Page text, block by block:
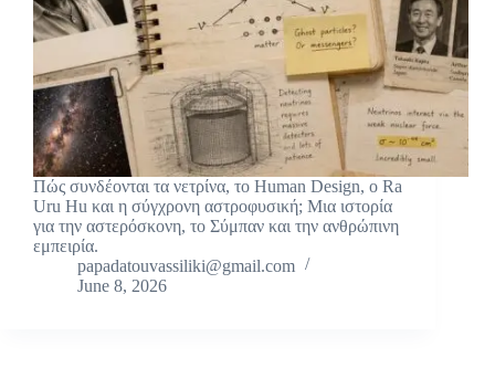
Πώς συνδέονται τα νετρίνα, το Human Design, ο Ra
Uru Hu και η σύγχρονη αστροφυσική; Μια ιστορία
για την αστερόσκονη, το Σύμπαν και την ανθρώπινη
εμπειρία.
papadatouvassiliki@gmail.com
June 8, 2026